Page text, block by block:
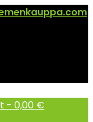
- 0,00 €